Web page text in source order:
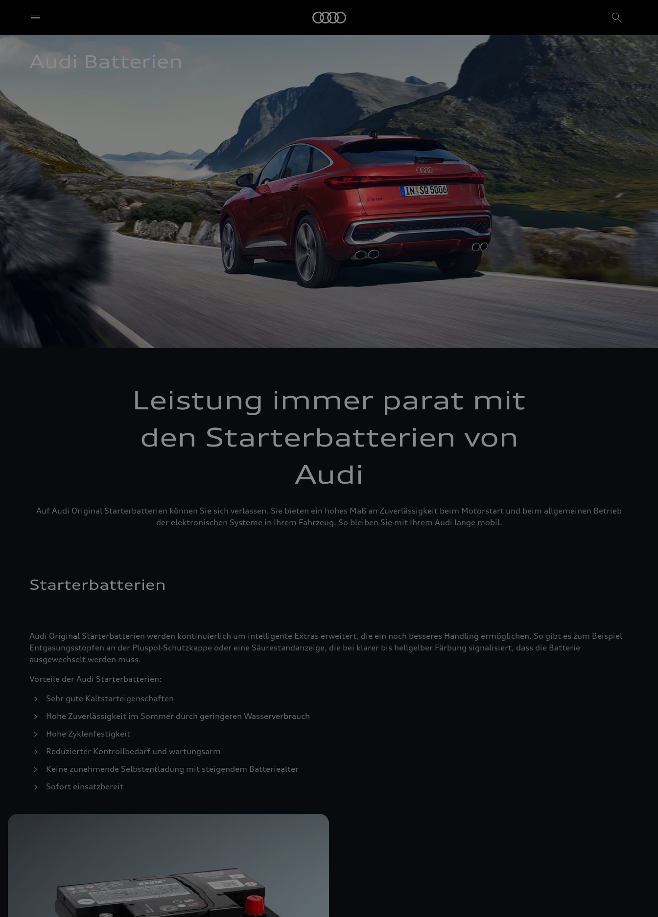
Audi Batterien
Leistung immer parat mit
den Starterbatterien von
Audi
Auf Audi Original Starterbatterien können Sie sich verlassen. Sie bieten ein hohes Maß an Zuverlässigkeit beim Motorstart und beim allgemeinen Betrieb
der elektronischen Systeme in Ihrem Fahrzeug. So bleiben Sie mit Ihrem Audi lange mobil.
Starterbatterien
Audi Original Starterbatterien werden kontinuierlich um intelligente Extras erweitert, die ein noch besseres Handling ermöglichen. So gibt es zum Beispiel
Entgasungsstopfen an der Pluspol-Schutzkappe oder eine Säurestandanzeige, die bei klarer bis hellgelber Färbung signalisiert, dass die Batterie
ausgewechselt werden muss.
Vorteile der Audi Starterbatterien:
Sehr gute Kaltstarteigenschaften
Hohe Zuverlässigkeit im Sommer durch geringeren Wasserverbrauch
Hohe Zyklenfestigkeit
Reduzierter Kontrollbedarf und wartungsarm
Keine zunehmende Selbstentladung mit steigendem Batteriealter
Sofort einsatzbereit